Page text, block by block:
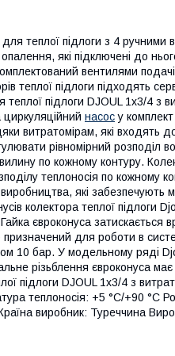
теплої підлоги з 4 ручними
які підключені до
вентилями подачі
теплої підлоги підходять
підлоги DJOUL 1х3/4 з
насосу
витратомірам, які входять
рівномірний розподіл
по кожному контуру.
теплоносія по кожному
які забезпечують
колектора теплої підлоги
євроконуса затискається
призначений для роботи в
10 бар. У модельному ряді
різьблення євроконуса має
підлоги DJOUL 1х3/4 з
теплоносія: +5 °С/+90 °С
виробник: Туреччина